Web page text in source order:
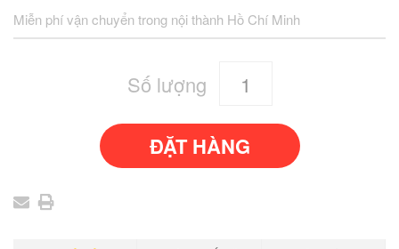
Miễn phí vận chuyển trong nội thành Hồ Chí Minh
Số lượng